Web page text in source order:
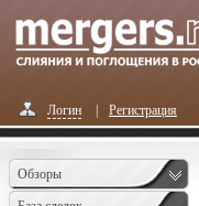
Логин Регистрация
Обзоры